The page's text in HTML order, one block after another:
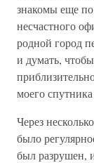
знакомы еще
несчастного
родной город
и думать,
моего
Через
было
был разрушен,